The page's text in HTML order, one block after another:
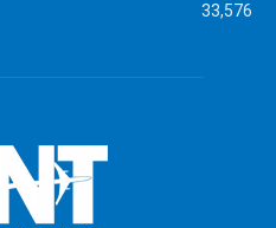
33,576